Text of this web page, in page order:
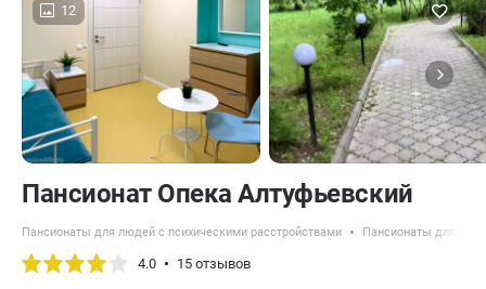
12
Пансионат Опека Алтуфьевский
Пансионаты для людей с психическими расстройствами Пансионаты для
4.0 15 отзывов